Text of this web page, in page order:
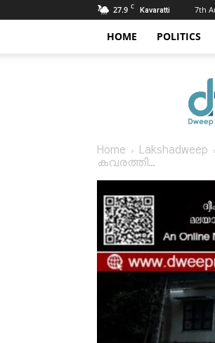
27.9 C Kavaratti 7th
HOME POLITICS
Home Lakshadweep
കവരത്തി...